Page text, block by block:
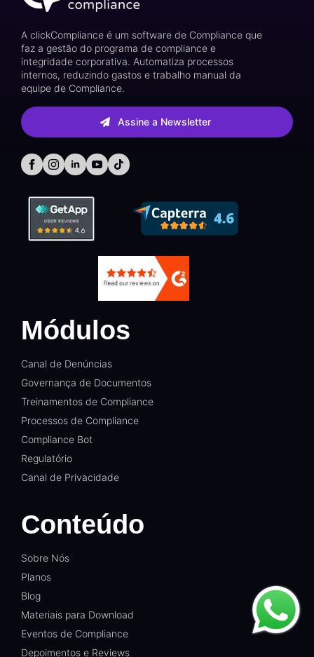
A clickCompliance é um software de Compliance que
faz a gestão do programa de compliance e
integridade corporativa. Automatiza processos
internos, reduzindo gastos e trabalho manual da
equipe de Compliance.
Assine a Newsletter
Módulos
Canal de Denúncias
Governança de Documentos
Treinamentos de Compliance
Processos de Compliance
Compliance Bot
Regulatório
Canal de Privacidade
Conteúdo
Sobre Nós
Planos
Blog
Materiais para Download
Eventos de Compliance
Depoimentos e Reviews